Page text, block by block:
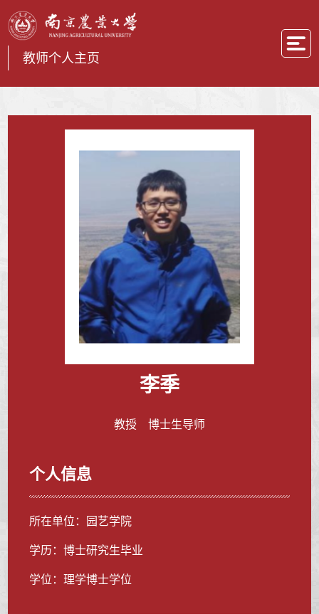
教师个人主页
李季
教授 博士生导师
个人信息
所在单位：园艺学院
学历：博士研究生毕业
学位：理学博士学位